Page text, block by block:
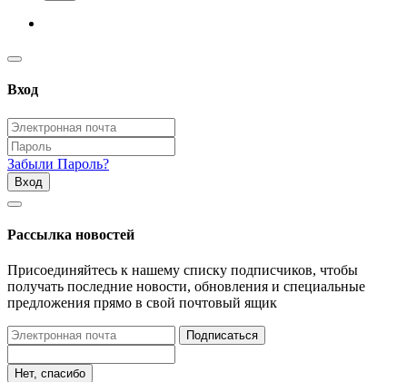
Вход
Забыли Пароль?
Вход
Рассылка новостей
Присоединяйтесь к нашему списку подписчиков, чтобы
получать последние новости, обновления и специальные
предложения прямо в свой почтовый ящик
Подписаться
Нет, спасибо